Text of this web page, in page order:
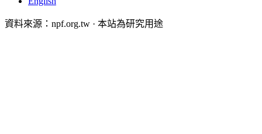
資料來源：npf.org.tw · 本站為研究用途